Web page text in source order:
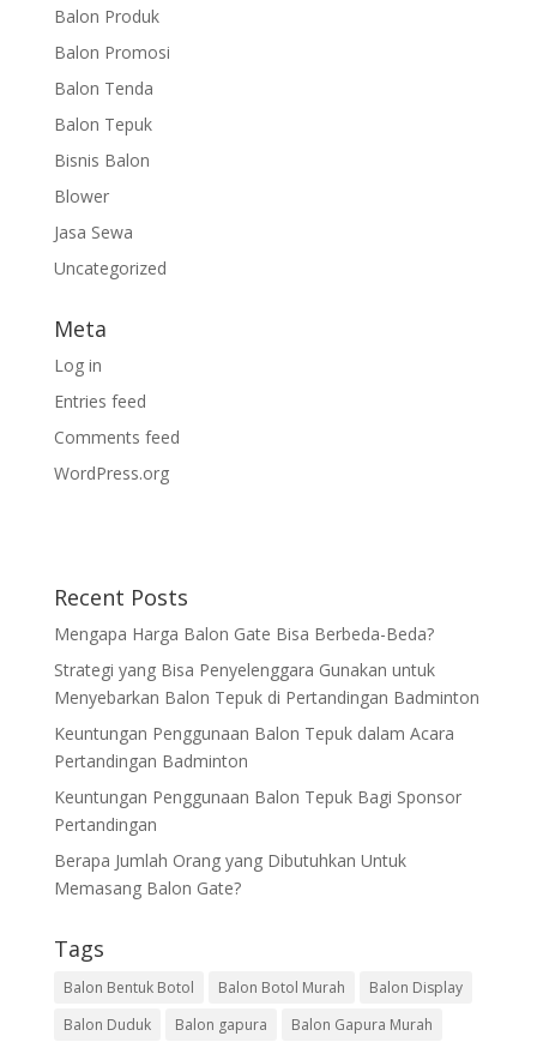
Balon Produk
Balon Promosi
Balon Tenda
Balon Tepuk
Bisnis Balon
Blower
Jasa Sewa
Uncategorized
Meta
Log in
Entries feed
Comments feed
WordPress.org
Recent Posts
Mengapa Harga Balon Gate Bisa Berbeda-Beda?
Strategi yang Bisa Penyelenggara Gunakan untuk
Menyebarkan Balon Tepuk di Pertandingan Badminton
Keuntungan Penggunaan Balon Tepuk dalam Acara
Pertandingan Badminton
Keuntungan Penggunaan Balon Tepuk Bagi Sponsor
Pertandingan
Berapa Jumlah Orang yang Dibutuhkan Untuk
Memasang Balon Gate?
Tags
Balon Bentuk Botol Balon Botol Murah
Balon Display
Balon Duduk
Balon gapura
Balon Gapura Murah